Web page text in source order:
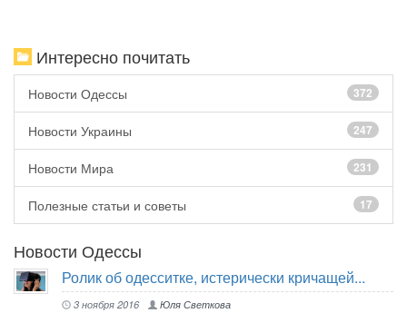
Интересно почитать
Новости Одессы 372
Новости Украины 247
Новости Мира 231
Полезные статьи и советы 17
Новости Одессы
Ролик об одесситке, истерически кричащей...
3 ноября 2016 Юля Светкова